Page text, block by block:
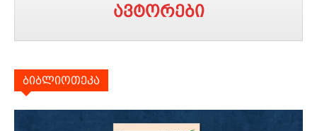
ავტორები
ბიბლიოთეკა